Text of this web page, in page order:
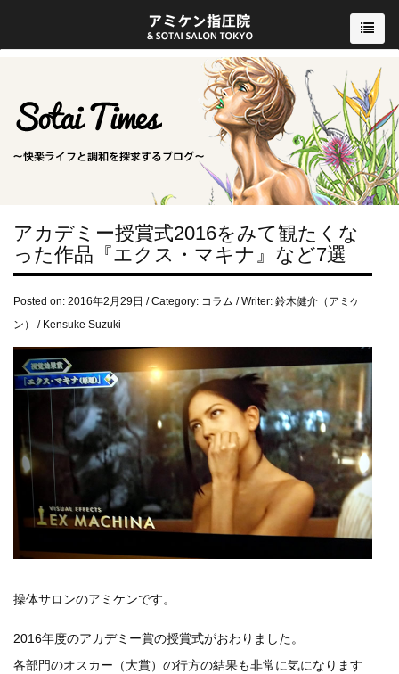
アカデミー授賞式2016をみて観たくな
った作品『エクス・マキナ』など7選
Posted on: 2016年2月29日 / Category: コラム / Writer: 鈴木健介（アミケ
ン） / Kensuke Suzuki
操体サロンのアミケンです。
2016年度のアカデミー賞の授賞式がおわりました。
各部門のオスカー（大賞）の行方の結果も非常に気になります